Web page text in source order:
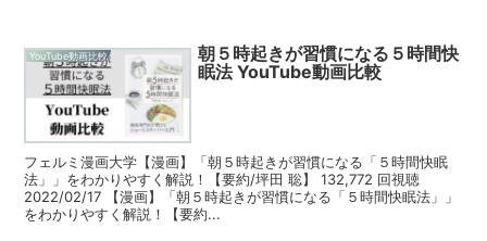
YouTube動画比較
朝５時起きが習慣になる５時間快
眠法 YouTube動画比較
フェルミ漫画大学【漫画】「朝５時起きが習慣になる「５時間快眠
法」」をわかりやすく解説！【要約/坪田 聡】 132,772 回視聴
2022/02/17 【漫画】「朝５時起きが習慣になる「５時間快眠法」」
をわかりやすく解説！【要約...